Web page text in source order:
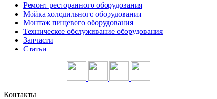
Ремонт ресторанного оборудования
Мойка холодильного оборудования
Монтаж пищевого оборудования
Техническое обслуживание оборудования
Запчасти
Статьи
Контакты